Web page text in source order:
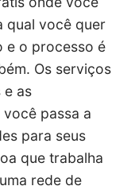
qual você quer
e o processo é
Os serviços
e as
passa a
para seus
que trabalha
rede de